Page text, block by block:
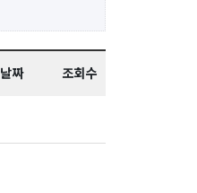
날짜 조회수